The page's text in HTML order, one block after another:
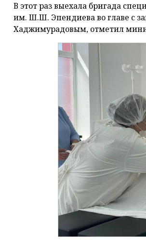
В этот раз выехала бригада
им. Ш.Ш. Эпендиева во главе с
Хаджимурадовым, отметил